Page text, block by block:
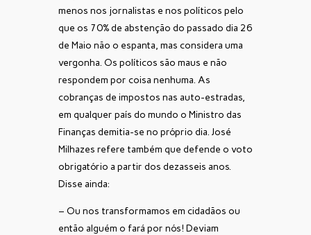
menos nos jornalistas e nos políticos pelo
que os 70% de abstenção do passado dia 26
de Maio não o espanta, mas considera uma
vergonha. Os políticos são maus e não
respondem por coisa nenhuma. As
cobranças de impostos nas auto-estradas,
em qualquer país do mundo o Ministro das
Finanças demitia-se no próprio dia. José
Milhazes refere também que defende o voto
obrigatório a partir dos dezasseis anos.
Disse ainda:
– Ou nos transformamos em cidadãos ou
então alguém o fará por nós! Deviam